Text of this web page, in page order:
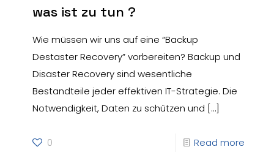
was ist zu tun ?
Wie müssen wir uns auf eine “Backup
Destaster Recovery” vorbereiten? Backup und
Disaster Recovery sind wesentliche
Bestandteile jeder effektiven IT-Strategie. Die
Notwendigkeit, Daten zu schützen und […]
0 Read more